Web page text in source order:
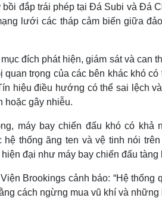
đắp trái phép tại Đá Subi và Đá
lưới các tháp cảm biến giữa
đích phát hiện, giám sát và can
quan trọng của các bên khác khó
hiệu điều hướng có thể sai lệch
hoặc gây nhiễu.
máy bay chiến đấu khó có
hệ thống ăng ten và vệ tinh nói
đại như máy bay chiến đấu
Brookings cảnh báo: “Hệ
cách ngừng mua vũ khí và